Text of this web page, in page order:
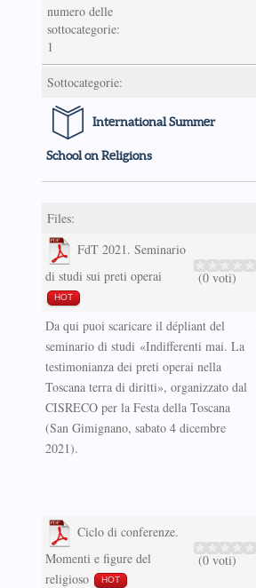
numero delle
sottocategorie:
1
Sottocategorie:
International Summer
School on Religions
Files:
FdT 2021. Seminario
di studi sui preti operai
HOT
(0 voti)
Da qui puoi scaricare il dépliant del
seminario di studi «Indifferenti mai. La
testimonianza dei preti operai nella
Toscana terra di diritti», organizzato dal
CISRECO per la Festa della Toscana
(San Gimignano, sabato 4 dicembre
2021).
Ciclo di conferenze.
Momenti e figure del
religioso
HOT
(0 voti)